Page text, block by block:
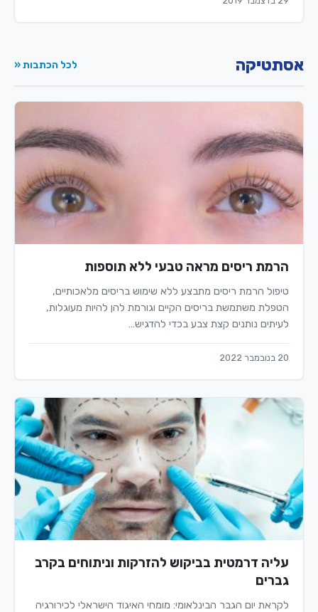
אסתטיקה לכל הכתבות «
הרמת ריסים מראה טבעי ללא תוספות
טיפול הרמת ריסים מתבצע ללא שימוש בריסים מלאכותיים,
הטפלת משתמשת בריסים הקיים וגורמת להן להיות מעוגלות,
לעיתים נותנים קצת צבע בכדי להדגיש…
20 בנובמבר 2022
עליה דרמטית בביקוש להזרקות וניתוחים בקרב
גברים
לקראת יום הגבר הבינלאומי: מומחי האיגוד הישראלי לכירורגיה